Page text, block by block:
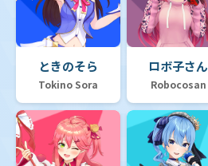
ときのそら
Tokino Sora
ロボ子さん
Robocosan